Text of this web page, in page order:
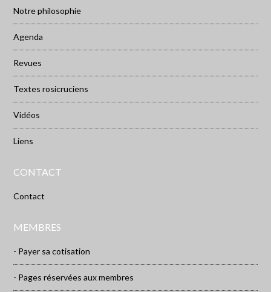
Notre philosophie
Agenda
Revues
Textes rosicruciens
Vidéos
Liens
CONTACT
Contact
MEMBRES
- Payer sa cotisation
- Pages réservées aux membres